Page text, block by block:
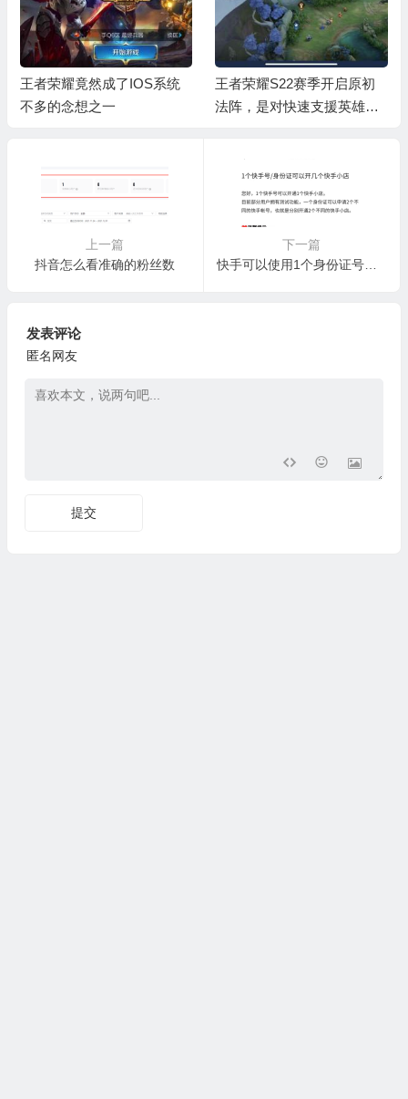
王者荣耀竟然成了IOS系统
不多的念想之一
王者荣耀S22赛季开启原初
法阵，是对快速支援英雄的
上一篇
抖音怎么看准确的粉丝数
下一篇
快手可以使用1个身份证号注册第二个账号么
发表评论
匿名网友
提交